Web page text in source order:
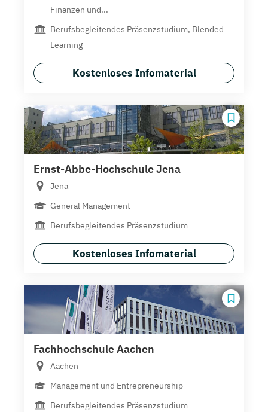
Finanzen und...
Berufsbegleitendes Präsenzstudium, Blended
Learning
Kostenloses Infomaterial
Ernst-Abbe-Hochschule Jena
Jena
General Management
Berufsbegleitendes Präsenzstudium
Kostenloses Infomaterial
Fachhochschule Aachen
Aachen
Management und Entrepreneurship
Berufsbegleitendes Präsenzstudium